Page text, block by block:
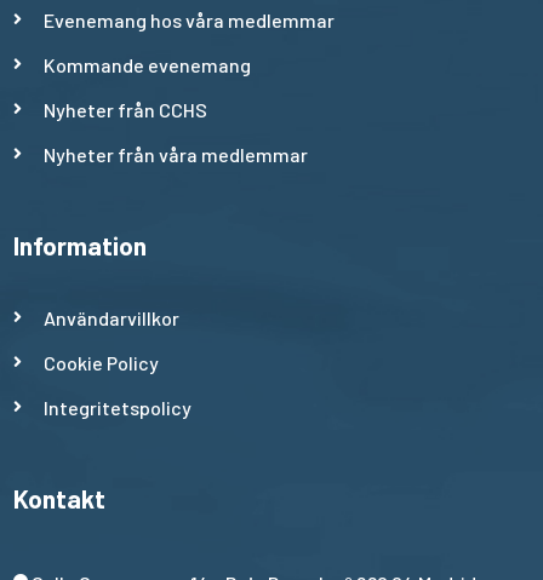
Evenemang hos våra medlemmar
Kommande evenemang
Nyheter från CCHS
Nyheter från våra medlemmar
Information
Användarvillkor
Cookie Policy
Integritetspolicy
Kontakt